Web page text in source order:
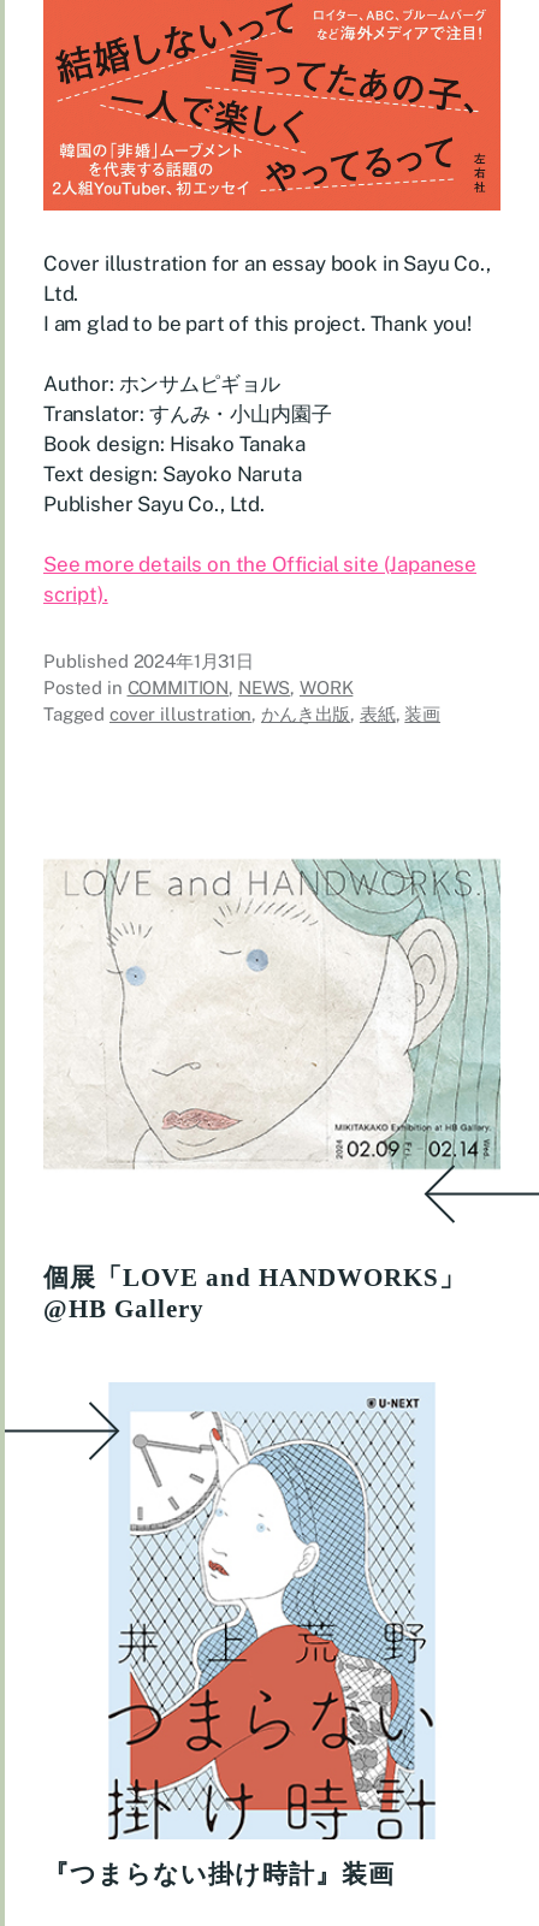
Cover illustration for an essay book in Sayu Co.,
Ltd.
I am glad to be part of this project. Thank you!
Author: ホンサムピギョル
Translator: すんみ・小山内園子
Book design: Hisako Tanaka
Text design: Sayoko Naruta
Publisher Sayu Co., Ltd.
See more details on the Official site (Japanese
script).
Published 2024年1月31日
Posted in COMMITION, NEWS, WORK
Tagged cover illustration, かんき出版, 表紙, 装画
個展「LOVE and HANDWORKS」
@HB Gallery
『つまらない掛け時計』装画